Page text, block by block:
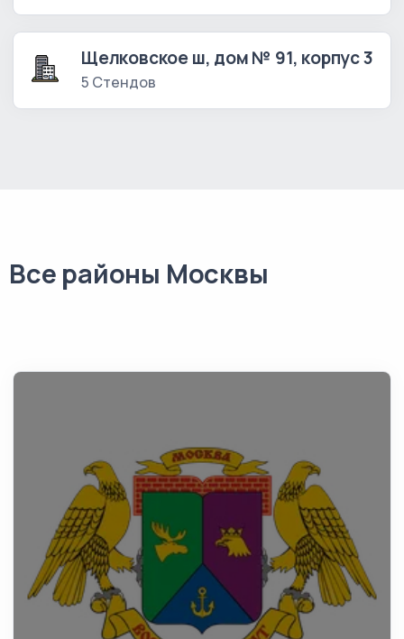
Щелковское ш, дом № 91, корпус 3
5 Стендов
Все районы Москвы